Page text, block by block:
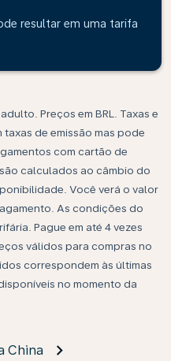
resultar em uma tarifa
Preços em BRL. Taxas e
de emissão mas pode
com cartão de
calculados ao câmbio do
Você verá o valor
As condições do
Pague em até 4 vezes
válidos para compras no
correspondem às últimas
no momento da
China